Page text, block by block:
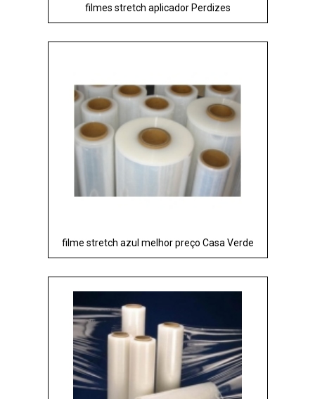
filmes stretch aplicador Perdizes
filme stretch azul melhor preço Casa Verde